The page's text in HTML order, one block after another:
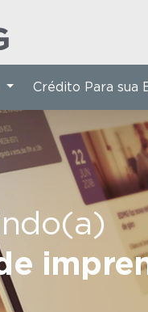
Crédito Para sua